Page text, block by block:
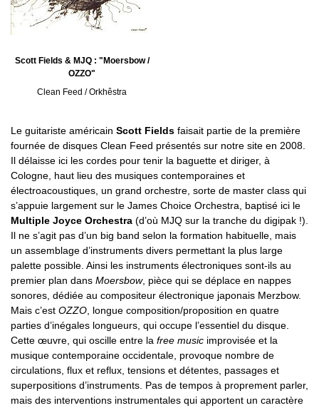
Scott Fields & MJQ : "Moersbow /
OZZO"
Clean Feed / Orkhêstra
Le guitariste américain Scott Fields faisait partie de la première
fournée de disques Clean Feed présentés sur notre site en 2008.
Il délaisse ici les cordes pour tenir la baguette et diriger, à
Cologne, haut lieu des musiques contemporaines et
électroacoustiques, un grand orchestre, sorte de master class qui
s’appuie largement sur le James Choice Orchestra, baptisé ici le
Multiple Joyce Orchestra (d’où MJQ sur la tranche du digipak !).
Il ne s’agit pas d’un big band selon la formation habituelle, mais
un assemblage d’instruments divers permettant la plus large
palette possible. Ainsi les instruments électroniques sont-ils au
premier plan dans Moersbow, pièce qui se déplace en nappes
sonores, dédiée au compositeur électronique japonais Merzbow.
Mais c’est OZZO , longue composition/proposition en quatre
parties d’inégales longueurs, qui occupe l’essentiel du disque.
Cette œuvre, qui oscille entre la free music improvisée et la
musique contemporaine occidentale, provoque nombre de
circulations, flux et reflux, tensions et détentes, passages et
superpositions d’instruments. Pas de tempos à proprement parler,
mais des interventions instrumentales qui apportent un caractère